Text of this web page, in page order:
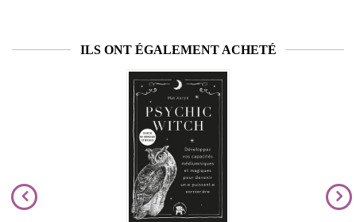
ILS ONT ÉGALEMENT ACHETÉ